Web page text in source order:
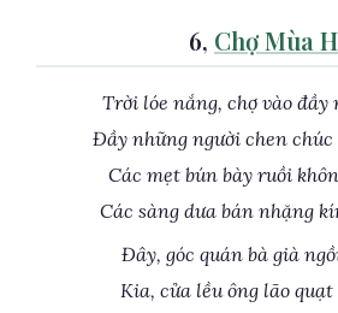
6, Chợ Mùa
Trời lóe nắng, chợ vào đầy
Đầy những người chen
Các mẹt bún bày ruồi
Các sàng dưa bán nhặng
Đây, góc quán bà già
Kia, cửa lều ông lão